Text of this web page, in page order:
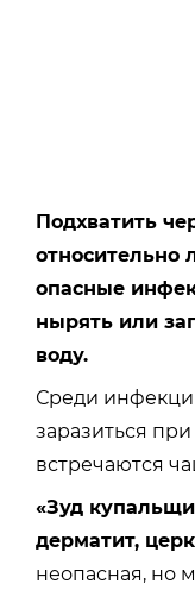
Подхватить
относительно
опасные
нырять или
воду.
Среди
заразиться
встречаются
«Зуд
дерматит,
неопасная, но